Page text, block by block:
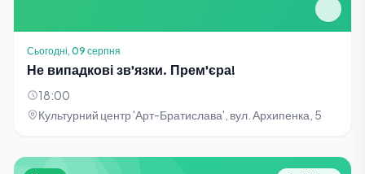
Сьогодні, 09 серпня
Не випадкові зв'язки. Прем'єра!
18:00
Культурний центр 'Арт-Братислава', вул. Архипенка, 5